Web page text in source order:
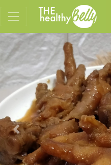
Previous